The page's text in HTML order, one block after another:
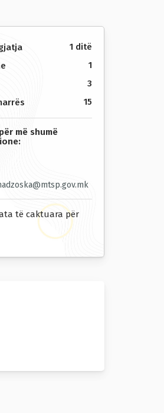
1 ditë
1
3
15
më shumë
të caktuara për